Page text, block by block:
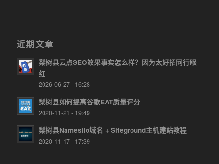
近期文章
梨树县云点SEO效果事实怎么样？因为太好招同行眼
红
2026-06-27 - 16:28
梨树县如何提高谷歌EAT质量评分
2020-11-21 - 19:49
梨树县Namesilo域名 + Siteground主机建站教程
2020-11-17 - 17:39